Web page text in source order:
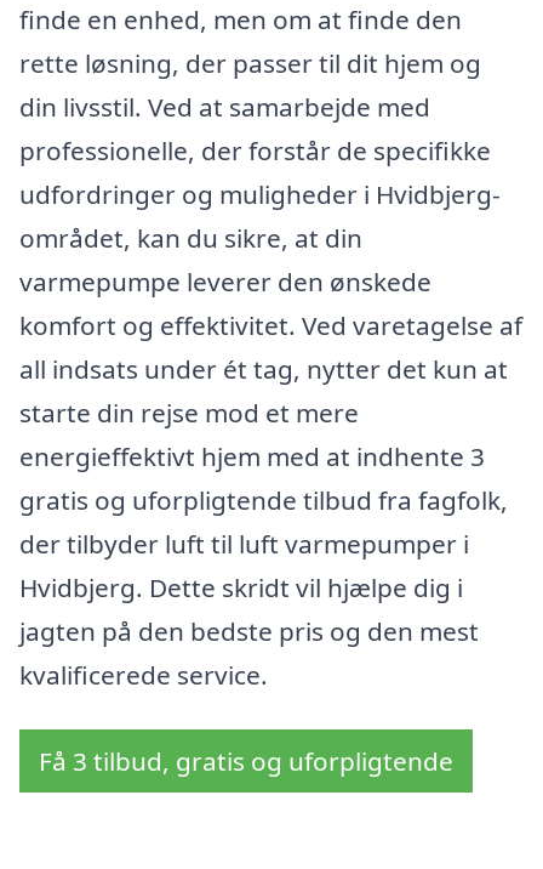
finde en enhed, men om at finde den
rette løsning, der passer til dit hjem og
din livsstil. Ved at samarbejde med
professionelle, der forstår de specifikke
udfordringer og muligheder i Hvidbjerg-
området, kan du sikre, at din
varmepumpe leverer den ønskede
komfort og effektivitet. Ved varetagelse af
all indsats under ét tag, nytter det kun at
starte din rejse mod et mere
energieffektivt hjem med at indhente 3
gratis og uforpligtende tilbud fra fagfolk,
der tilbyder luft til luft varmepumper i
Hvidbjerg. Dette skridt vil hjælpe dig i
jagten på den bedste pris og den mest
kvalificerede service.
Få 3 tilbud, gratis og uforpligtende